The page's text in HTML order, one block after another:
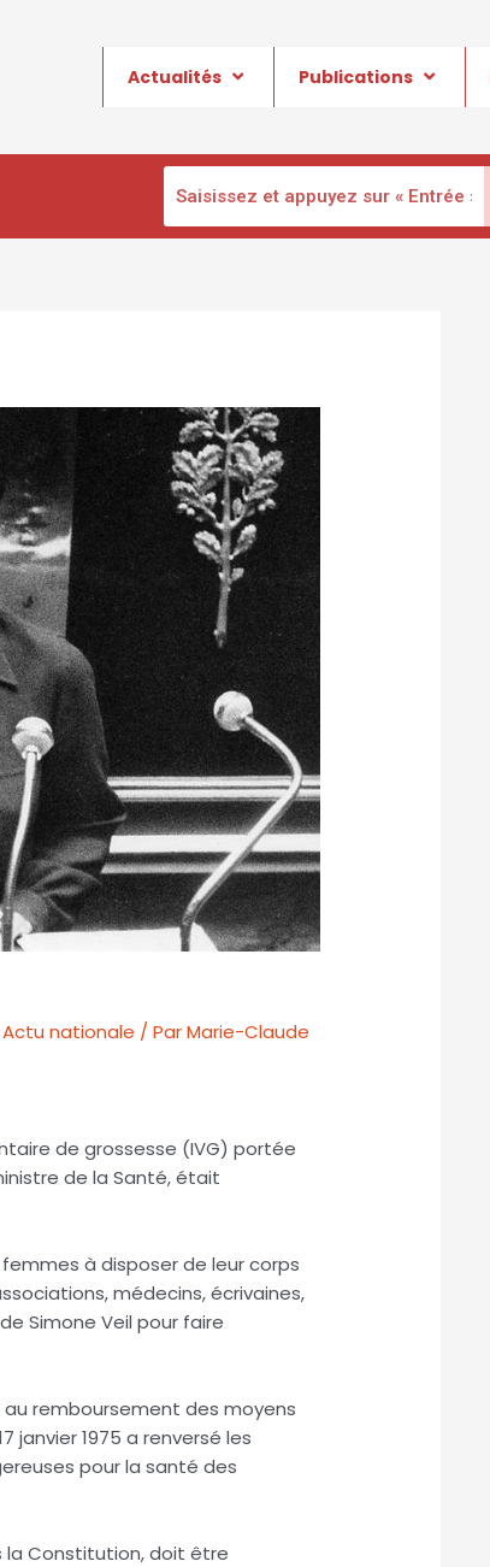
Actualités Publications
nationale / ParMarie-Claude
de grossesse (IVG) portée
de la Santé, était
à disposer de leur corps
médecins, écrivaines,
Simone Veil pour faire
au remboursement des moyens
janvier 1975 a renversé les
pour la santé des
Constitution, doit être